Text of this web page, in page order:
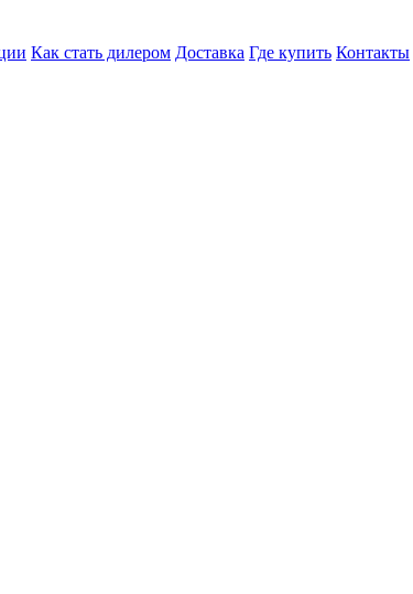
Как стать дилером Доставка Где купить Контакты